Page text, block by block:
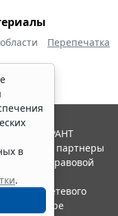
Перепечатка
в
.
ГАРАНТ
и ее партнеры
правовой
сетевого
в сфере